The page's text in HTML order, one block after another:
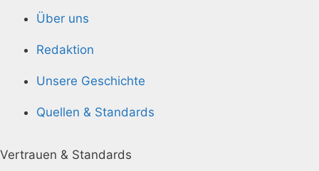
Über uns
Redaktion
Unsere Geschichte
Quellen & Standards
Vertrauen & Standards